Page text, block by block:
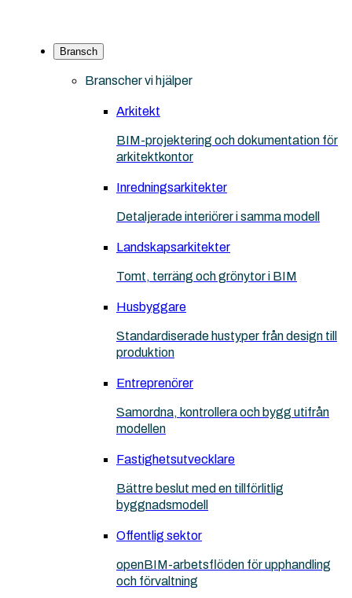
Bransch
Branscher vi hjälper
Arkitekt
BIM-projektering och dokumentation för
arkitektkontor
Inredningsarkitekter
Detaljerade interiörer i samma modell
Landskapsarkitekter
Tomt, terräng och grönytor i BIM
Husbyggare
Standardiserade hustyper från design till
produktion
Entreprenörer
Samordna, kontrollera och bygg utifrån
modellen
Fastighetsutvecklare
Bättre beslut med en tillförlitlig
byggnadsmodell
Offentlig sektor
openBIM-arbetsflöden för upphandling
och förvaltning